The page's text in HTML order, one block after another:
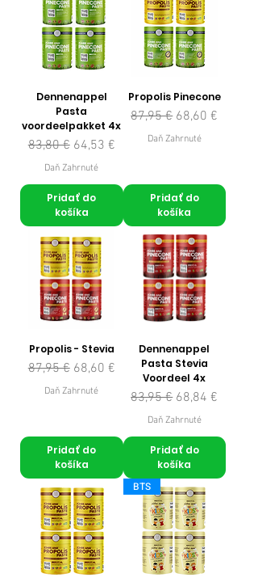
Dennenappel
Pasta
voordeelpakket 4x
Normálna cena
83,80 € Zľavnená cena
64,53 €
Daň Zahrnuté
Pridať do
košíka
Propolis Pinecone
Normálna cena
87,95 € Zľavnená cena
68,60 €
Daň Zahrnuté
Pridať do
košíka
Propolis - Stevia
Normálna cena
87,95 € Zľavnená cena
68,60 €
Daň Zahrnuté
Pridať do
košíka
Dennenappel
Pasta Stevia
Voordeel 4x
Normálna cena
83,95 € Zľavnená cena
68,84 €
Daň Zahrnuté
Pridať do
košíka
BTS